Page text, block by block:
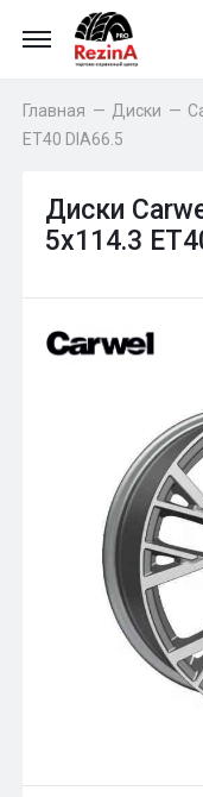
Главная — Диски —
ET40 DIA66.5
Диски
5x114.3